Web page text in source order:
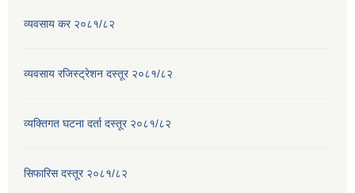
व्यवसाय कर २०८१/८२
व्यवसाय रजिस्ट्रेशन दस्तूर २०८१/८२
व्यक्तिगत घटना दर्ता दस्तूर २०८१/८२
सिफारिस दस्तूर २०८१/८२